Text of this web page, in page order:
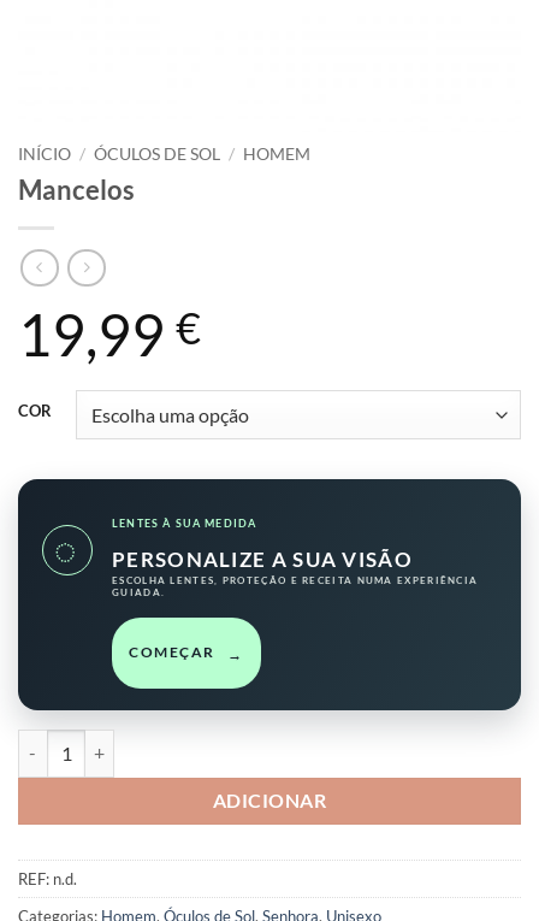
INÍCIO / ÓCULOS DE SOL / HOMEM
Mancelos
19,99 €
COR
◌
LENTES À SUA MEDIDA
PERSONALIZE A SUA VISÃO
ESCOLHA LENTES, PROTEÇÃO E RECEITA NUMA EXPERIÊNCIA
GUIADA.
COMEÇAR →
ADICIONAR
REF: n.d.
Categorias: Homem, Óculos de Sol, Senhora, Unisexo